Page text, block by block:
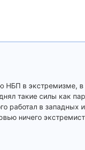
НБП в экстремизме,
такие силы как
работал в западных
ничего